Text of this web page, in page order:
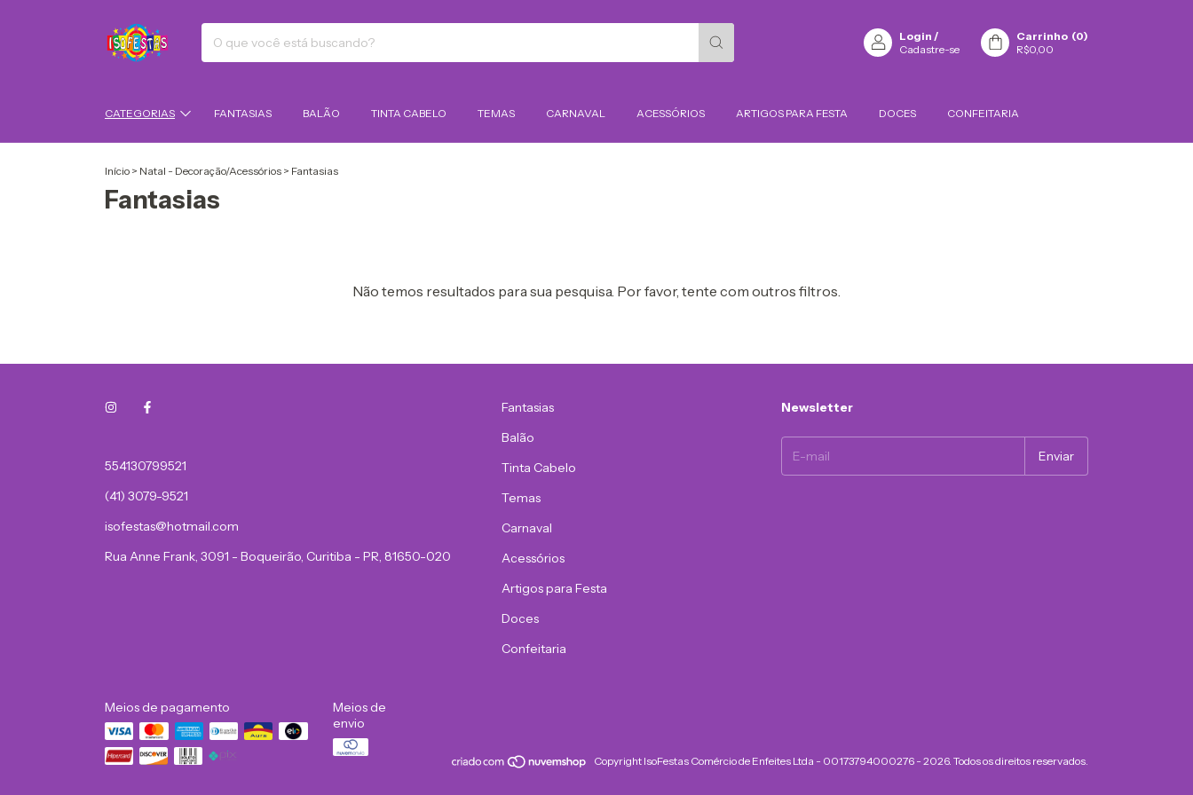
Login /
Cadastre-se
Carrinho (0)
R$0,00
CATEGORIAS FANTASIAS BALÃO TINTA CABELO TEMAS CARNAVAL ACESSÓRIOS ARTIGOS PARA FESTA DOCES CONFEITARIA
Início > Natal - Decoração/Acessórios > Fantasias
Fantasias
Não temos resultados para sua pesquisa. Por favor, tente com outros filtros.
554130799521
(41) 3079-9521
isofestas@hotmail.com
Rua Anne Frank, 3091 - Boqueirão, Curitiba - PR, 81650-020
Fantasias
Balão
Tinta Cabelo
Temas
Carnaval
Acessórios
Artigos para Festa
Doces
Confeitaria
Newsletter
Meios de pagamento
Meios de
envio
Copyright IsoFestas Comércio de Enfeites Ltda - 00173794000276 - 2026. Todos os direitos reservados.